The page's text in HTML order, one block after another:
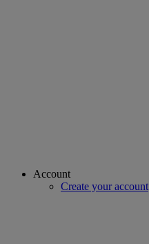
Account
Create your account